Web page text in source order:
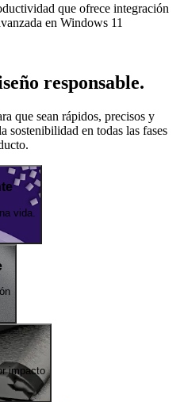
que ofrece integración
en Windows 11
responsable.
que sean rápidos, precisos y
sostenibilidad en todas las fases
vida.
impacto